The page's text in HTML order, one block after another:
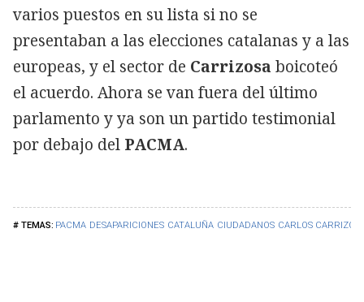
PACMA DESAPARICIONES CATALUÑA CIUDADANOS CARLOS
varios puestos en su lista si no se
presentaban a las elecciones catalanas y a las
europeas, y el sector de Carrizosa boicoteó
el acuerdo. Ahora se van fuera del último
parlamento y ya son un partido testimonial
por debajo del PACMA.